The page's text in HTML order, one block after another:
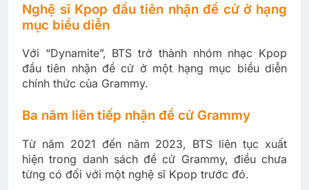
Nghệ sĩ Kpop đầu tiên nhận đề cử ở hạng
mục biểu diễn
Với “Dynamite”, BTS trở thành nhóm nhạc Kpop
đầu tiên nhận đề cử ở một hạng mục biểu diễn
chính thức của Grammy.
Ba năm liên tiếp nhận đề cử Grammy
Từ năm 2021 đến năm 2023, BTS liên tục xuất
hiện trong danh sách đề cử Grammy, điều chưa
từng có đối với một nghệ sĩ Kpop trước đó.